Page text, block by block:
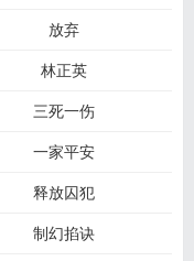
放弃
林正英
三死一伤
一家平安
释放囚犯
制幻掐诀